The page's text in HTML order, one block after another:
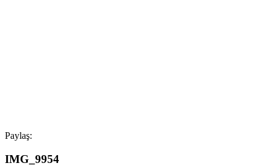
Paylaş:
IMG_9954